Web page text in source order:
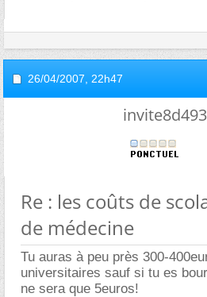
26/04/2007, 22h47
Re : les coûts de
de médecine
Tu auras à peu près 300-
universitaires sauf si tu es
ne sera que 5euros!